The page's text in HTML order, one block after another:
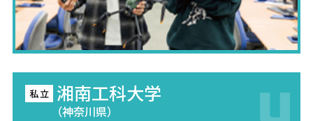
湘南工科大学
（神奈川県）